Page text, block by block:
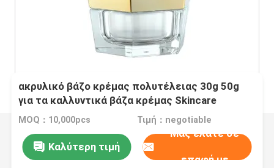
ακρυλικό βάζο κρέμας πολυτέλειας 30g 50g
για τα καλλυντικά βάζα κρέμας Skincare
συσκευάζοντας
MOQ：10,000pcs Τιμή：negotiable
Καλύτερη τιμή
Μας ελάτε σε
επαφή με